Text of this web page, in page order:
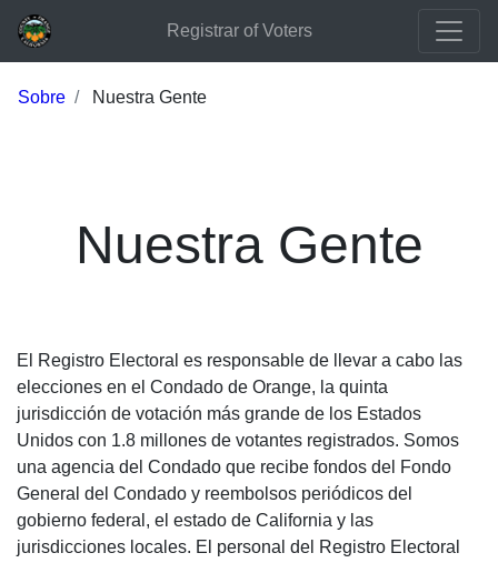
Registrar of Voters
Sobre Nuestra Gente
Nuestra Gente
El Registro Electoral es responsable de llevar a cabo las
elecciones en el Condado de Orange, la quinta
jurisdicción de votación más grande de los Estados
Unidos con 1.8 millones de votantes registrados. Somos
una agencia del Condado que recibe fondos del Fondo
General del Condado y reembolsos periódicos del
gobierno federal, el estado de California y las
jurisdicciones locales. El personal del Registro Electoral